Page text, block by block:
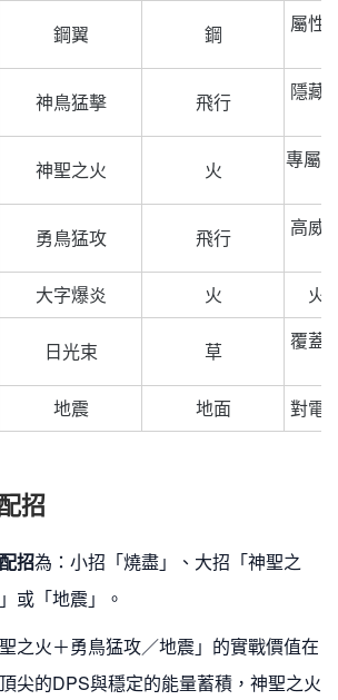
鋼翼 鋼 屬性
神鳥猛擊 飛行 隱藏
神聖之火 火 專屬
勇鳥猛攻 飛行 高威
大字爆炎 火 火
日光束 草 覆蓋
地震 地面 對電
招
招為：小招「燒盡」、大招「神聖之
或「地震」。
之火＋勇鳥猛攻／地震」的實戰價值在
尖的DPS與穩定的能量蓄積，神聖之火